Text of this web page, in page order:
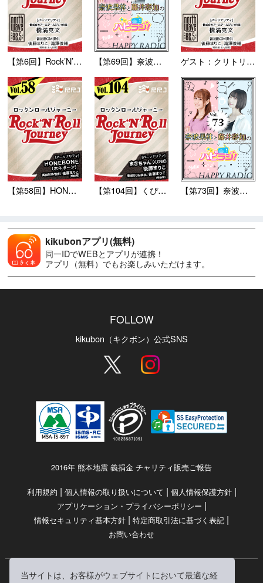
当サイトは、お客様がウェブサイトにおいて最適な経
【第6回】Rock’N’Ro... 【第69回】奈波果林と藤井彩... ゲスト：クリトリック・リス ...
【第58回】HONEBONE... 【第104回】くぴぽ・まきち... 【第73回】奈波果林と藤井彩...
kikubonアプリ(無料)
同一IDでWEBとアプリが連携！
アプリ（無料）でもお楽しみいただけます。
FOLLOW
kikubon（キクボン）公式SNS
2016年 熊本地震 義捐金 チャリティ販売ご報告
利用規約 | 個人情報の取り扱いについて | 個人情報保護方針|
アプリケーション・プライバシーポリシー |
情報セキュリティ基本方針 | 特定商取引法に基づく表記 |
お問い合わせ